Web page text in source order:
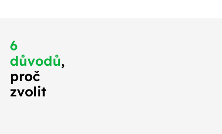
6
důvodů,
proč
zvolit